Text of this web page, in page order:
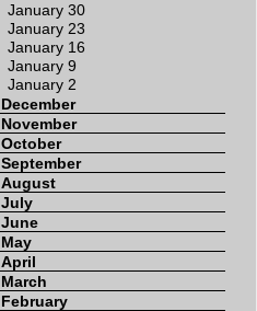
January 30
January 23
January 16
January 9
January 2
December
November
October
September
August
July
June
May
April
March
February